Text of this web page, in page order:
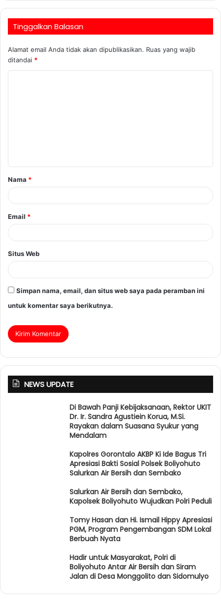
Tinggalkan Balasan
Alamat email Anda tidak akan dipublikasikan. Ruas yang wajib
ditandai *
Nama *
Email *
Situs Web
Simpan nama, email, dan situs web saya pada peramban ini
untuk komentar saya berikutnya.
NEWS UPDATE
Di Bawah Panji Kebijaksanaan, Rektor UKIT
Dr. Ir. Sandra Agustiein Korua, M.Si.
Rayakan dalam Suasana Syukur yang
Mendalam
Kapolres Gorontalo AKBP Ki Ide Bagus Tri
Apresiasi Bakti Sosial Polsek Boliyohuto
Salurkan Air Bersih dan Sembako
Salurkan Air Bersih dan Sembako,
Kapolsek Boliyohuto Wujudkan Polri Peduli
Tomy Hasan dan Hi. Ismail Hippy Apresiasi
PGM, Program Pengembangan SDM Lokal
Berbuah Nyata
Hadir untuk Masyarakat, Polri di
Boliyohuto Antar Air Bersih dan Siram
Jalan di Desa Monggolito dan Sidomulyo